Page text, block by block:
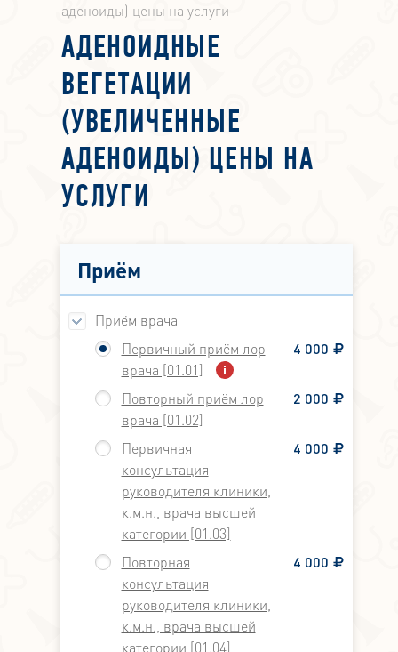
аденоиды) цены на услуги
АДЕНОИДНЫЕ
ВЕГЕТАЦИИ
(УВЕЛИЧЕННЫЕ
АДЕНОИДЫ) ЦЕНЫ НА
УСЛУГИ
Приём
Приём врача
Первичный приём лор
врача [01.01]
4 000
Повторный приём лор
врача [01.02]
2 000
Первичная
консультация
руководителя клиники,
к.м.н., врача высшей
категории [01.03]
4 000
Повторная
консультация
руководителя клиники,
к.м.н., врача высшей
категории [01.04]
4 000